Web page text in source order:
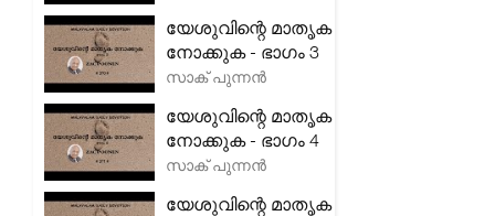
യേശുവിന്റെ മാതൃക
നോക്കുക - ഭാഗം 3
സാക് പുന്നൻ
യേശുവിന്റെ മാതൃക
നോക്കുക - ഭാഗം 4
സാക് പുന്നൻ
യേശുവിന്റെ മാതൃക